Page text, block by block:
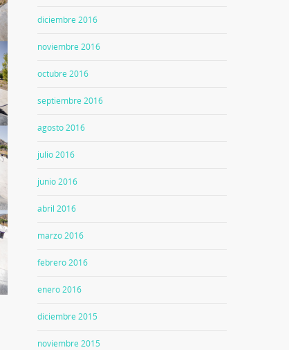
diciembre 2016
noviembre 2016
octubre 2016
septiembre 2016
agosto 2016
julio 2016
junio 2016
abril 2016
marzo 2016
febrero 2016
enero 2016
diciembre 2015
noviembre 2015